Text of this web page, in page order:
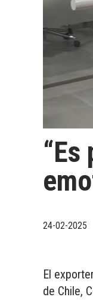
24-02-2025
El
de Chile,